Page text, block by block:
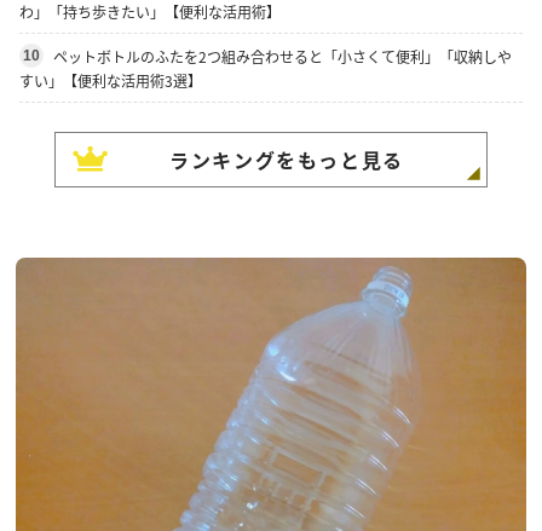
わ」「持ち歩きたい」【便利な活用術】
10
ペットボトルのふたを2つ組み合わせると「小さくて便利」「収納しや
すい」【便利な活用術3選】
ランキングをもっと見る